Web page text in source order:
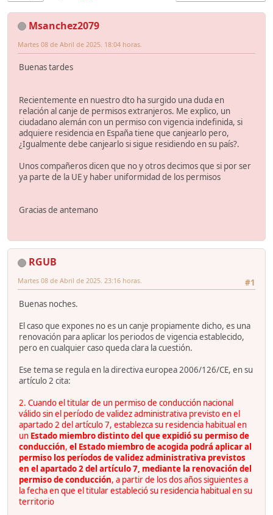
Msanchez2079
Martes 08 de Abril de 2025. 18:04 horas.
Buenas tardes
Recientemente en nuestro dto ha surgido una duda en
relación al canje de permisos extranjeros. Me explico, un
ciudadano alemán con un permiso con vigencia indefinida, si
adquiere residencia en España tiene que canjearlo pero,
¿Igualmente debe canjearlo si sigue residiendo en su país?.
Unos compañeros dicen que no y otros decimos que si por ser
ya parte de la UE y haber uniformidad de los permisos
Gracias de antemano
RGUB
#1
Martes 08 de Abril de 2025. 23:16 horas.
Buenas noches.
El caso que expones no es un canje propiamente dicho, es una
renovación para aplicar los periodos de vigencia establecido,
pero en cualquier caso queda clara la cuestión.
Ese tema se regula en la directiva europea 2006/126/CE, en su
artículo 2 cita:
2. Cuando el titular de un permiso de conducción nacional
válido sin el período de validez administrativa previsto en el
apartado 2 del artículo 7, establezca su residencia habitual en
un Estado miembro distinto del que expidió su permiso de
conducción, el Estado miembro de acogida podrá aplicar al
permiso los períodos de validez administrativa previstos
en el apartado 2 del artículo 7, mediante la renovación del
permiso de conducción, a partir de los dos años siguientes a
la fecha en que el titular estableció su residencia habitual en su
territorio